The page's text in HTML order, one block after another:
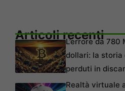
Articoli recenti
L’errore da 780
dollari: la storia
perduti in
Realtà virtuale